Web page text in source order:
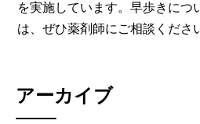
を実施しています。早歩きにつ
は、ぜひ薬剤師にご相談くださ
アーカイブ